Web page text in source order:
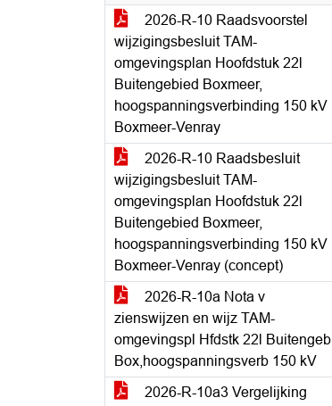
2026-R-10 Raadsvoorstel
wijzigingsbesluit TAM-
omgevingsplan Hoofdstuk 22l
Buitengebied Boxmeer,
hoogspanningsverbinding 150 kV
Boxmeer-Venray
2026-R-10 Raadsbesluit
wijzigingsbesluit TAM-
omgevingsplan Hoofdstuk 22l
Buitengebied Boxmeer,
hoogspanningsverbinding 150 kV
Boxmeer-Venray (concept)
2026-R-10a Nota v
zienswijzen en wijz TAM-
omgevingspl Hfdstk 22l Buitengeb
Box,hoogspanningsverb 150 kV
2026-R-10a3 Vergelijking